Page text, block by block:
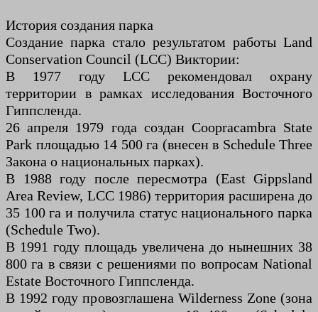
История создания парка
Создание парка стало результатом работы Land
Conservation Council (LCC) Виктории:
В 1977 году LCC рекомендовал охрану
территории в рамках исследования Восточного
Гиппсленда.
26 апреля 1979 года создан Coopracambra State
Park площадью 14 500 га (внесен в Schedule Three
Закона о национальных парках).
В 1988 году после пересмотра (East Gippsland
Area Review, LCC 1986) территория расширена до
35 100 га и получила статус национального парка
(Schedule Two).
В 1991 году площадь увеличена до нынешних 38
800 га в связи с решениями по вопросам National
Estate Восточного Гиппсленда.
В 1992 году провозглашена Wilderness Zone (зона